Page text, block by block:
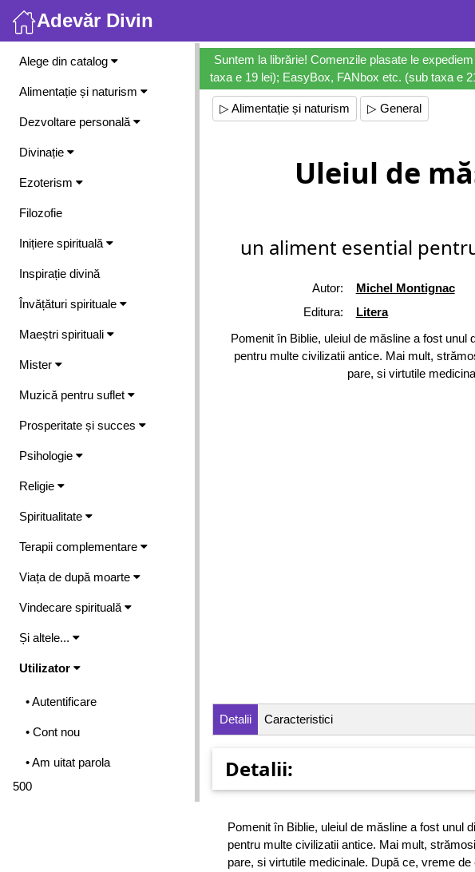
Adevăr Divin
Meniu
Alege din catalog
Alimentație și naturism
Dezvoltare personală
Divinație
Ezoterism
Filozofie
Inițiere spirituală
Inspirație divină
Învățături spirituale
Maeștri spirituali
Mister
Muzică pentru suflet
Prosperitate și succes
Psihologie
Religie
Spiritualitate
Terapii complementare
Viața de după moarte
Vindecare spirituală
Și altele...
Utilizator
• Autentificare
• Cont nou
• Am uitat parola
500
Suntem la librărie! Comenzile plasate le
taxa e 19 lei); EasyBox, FANbox etc. (sub taxa e
▷ Alimentație și naturism ▷ General
Uleiul de
un aliment esential
Autor:
Michel Montignac
Editura:
Litera
Pomenit în Biblie, uleiul de măsline a fost unul
pentru multe civilizatii antice. Mai mult,
pare, si virtutile
Detalii Caracteristici
Detalii:
Pomenit în Biblie, uleiul de măsline a fost unul
pentru multe civilizatii antice. Mai mult,
pare, si virtutile medicinale. După ce, vreme